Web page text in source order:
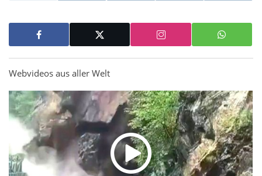
Webvideos aus aller Welt